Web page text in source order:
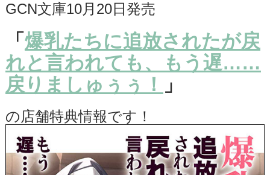
GCN文庫10月20日発売
「 爆乳たちに追放されたが戻
れと言われても、もう遅……
戻りましゅぅぅ！
」
の店舗特典情報です！